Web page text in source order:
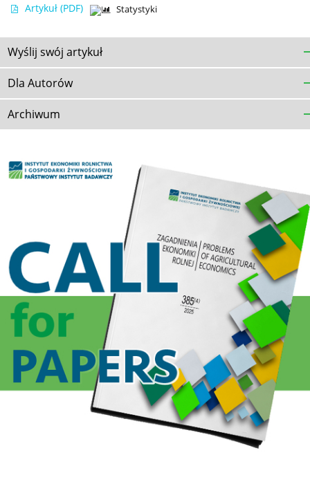
Artykuł (PDF) Statystyki
Wyślij swój artykuł
Dla Autorów
Archiwum